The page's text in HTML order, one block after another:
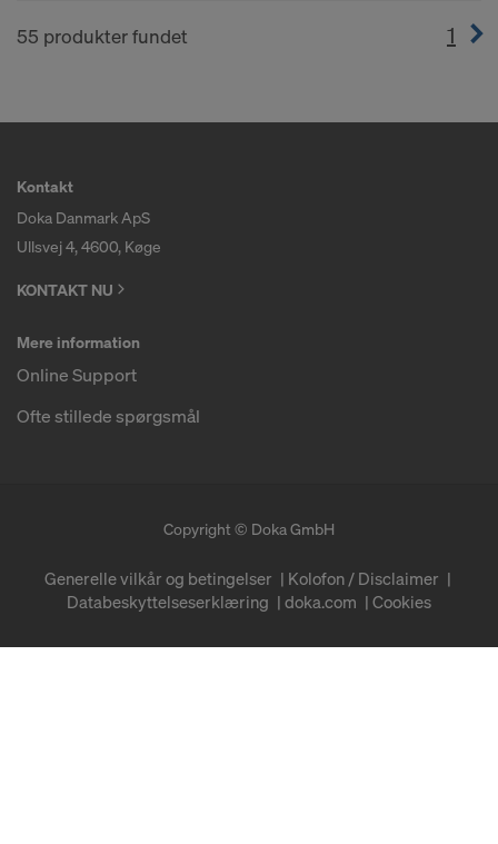
55 produkter fundet 1
Kontakt
Doka Danmark ApS
Ullsvej 4, 4600, Køge
KONTAKT NU
Mere information
Online Support
Ofte stillede spørgsmål
Copyright © Doka GmbH
Generelle vilkår og betingelser
Kolofon / Disclaimer
Databeskyttelseserklæring
doka.com Cookies